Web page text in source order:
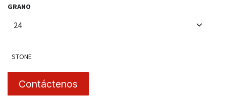
GRANO
STONE
Contáctenos